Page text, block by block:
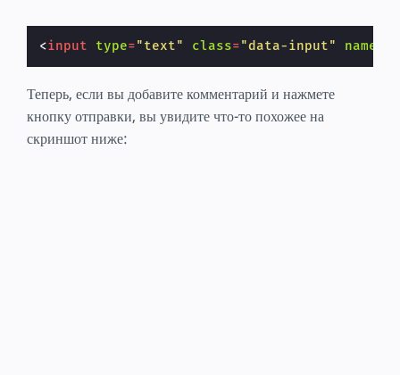
<input type="text" class="data-input" name
Теперь, если вы добавите комментарий и нажмете
кнопку отправки, вы увидите что-то похожее на
скриншот ниже: